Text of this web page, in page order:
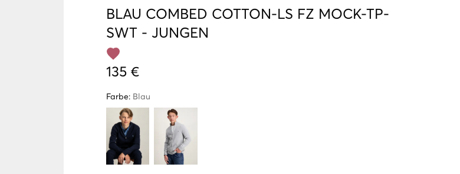
BLAU COMBED COTTON-LS FZ MOCK-TP-
SWT - JUNGEN
135 €
Farbe: Blau